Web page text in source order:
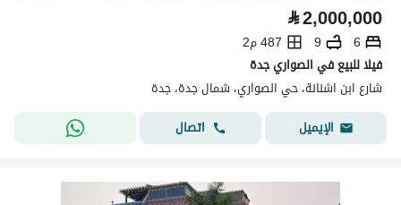
⃁2,000,000
6
9
487 م2
فيلا للبيع في الصواري جدة
شارع ابن اشنانة، حي الصواري، شمال جدة، جدة
الإيميل
اتصال